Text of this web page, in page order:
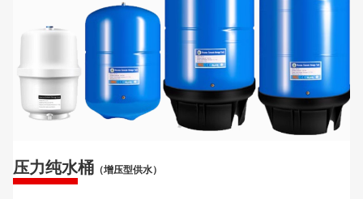
压力纯水桶 （增压型供水）